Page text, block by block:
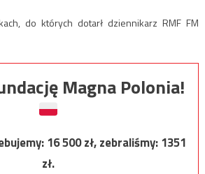
do których dotarł dziennikarz RMF FM
Magna Polonia!
16 500zł, zebraliśmy:1351
zł.